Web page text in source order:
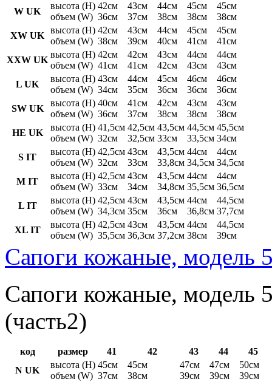
W UK
высота (H)
объем (W)
42см
36см
43см
37см
44см
38см
45см
38см
45см
38см
XW UK
высота (H)
объем (W)
42см
38см
43см
39см
44см
40см
45см
41см
45см
41см
XXW UK
высота (H)
объем (W)
42см
41см
42см
41см
43см
42см
44см
43см
44см
43см
L UK
высота (H)
объем (W)
43см
34см
44см
35см
45см
36см
46см
36см
46см
36см
SW UK
высота (H)
объем (W)
40см
36см
41см
37см
42см
38см
43см
38см
43см
38см
HE UK
высота (H)
объем (W)
41,5см
32см
42,5см
32,5см
43,5см
33см
44,5см
33,5см
45,5см
34см
S IT
высота (H)
объем (W)
42,5см
32см
43см
33см
43,5см
33,8см
44см
34,5см
44см
34,5см
M IT
высота (H)
объем (W)
42,5см
33см
43см
34см
43,5см
34,8см
44см
35,5см
44см
36,5см
L IT
высота (H)
объем (W)
42,5см
34,3см
43см
35см
43,5см
36см
44см
36,8см
44,5см
37,7см
XL IT
высота (H)
объем (W)
42,5см
35,5см
43см
36,3см
43,5см
37,2см
44см
38см
44,5см
39см
Сапоги кожаные, модель
Сапоги кожаные, модель
(часть2)
код размер 41 42 43 44
45
N UK
высота (H)
объем (W)
45см
37см
45см
38см
47см
39см
47см
39см
50см
39см